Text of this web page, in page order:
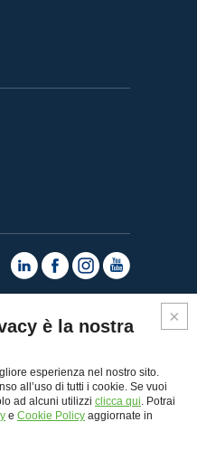
è la nostra
esperienza nel nostro sito.
all’uso di tutti i cookie. Se vuoi
ad alcuni utilizzi clicca qui. Potrai
e Cookie Policy aggiornate in